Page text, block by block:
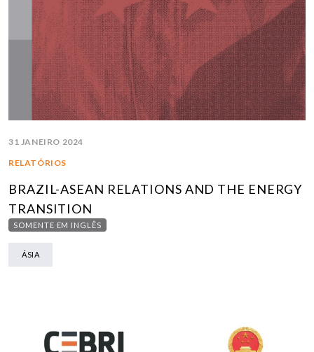
31 JANEIRO 2024
RELATÓRIOS
BRAZIL-ASEAN RELATIONS AND THE ENERGY
TRANSITION
SOMENTE EM INGLÊS
ÁSIA